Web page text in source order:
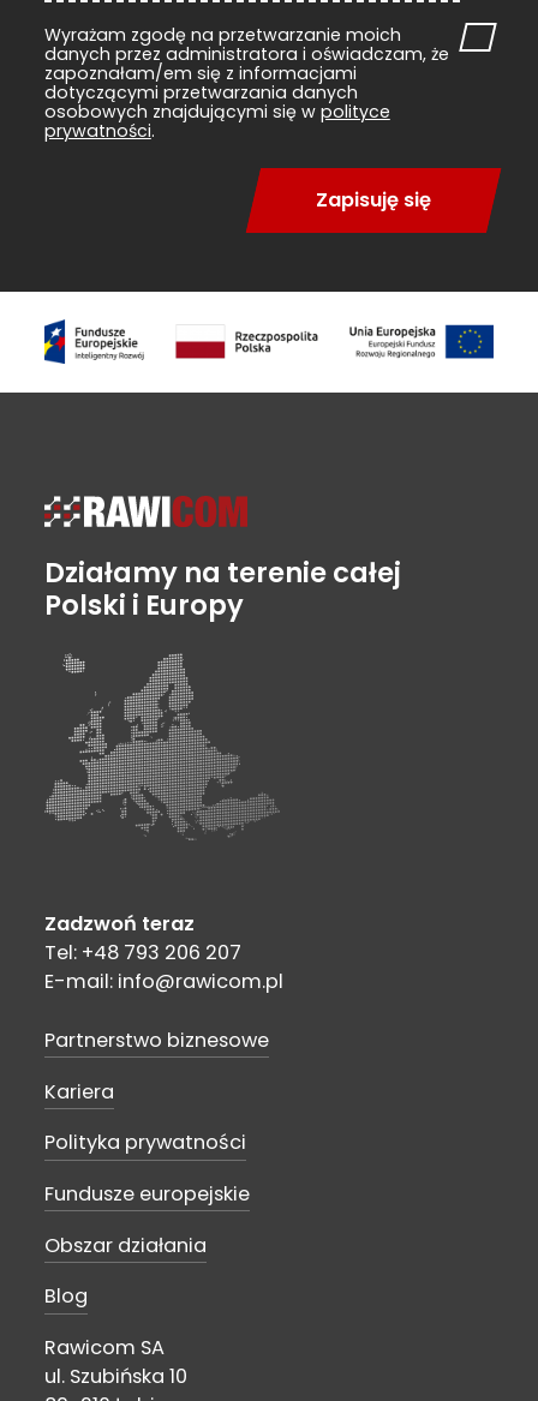
Działamy na terenie całej
Polski i Europy
Zadzwoń teraz
Tel: +48 793 206 207
E-mail: info@rawicom.pl
Partnerstwo biznesowe
Kariera
Polityka prywatności
Fundusze europejskie
Obszar działania
Blog
Rawicom SA
ul. Szubińska 10
Wyrażam zgodę na przetwarzanie moich
danych przez administratora i oświadczam, że
zapoznałam/em się z informacjami
dotyczącymi przetwarzania danych
osobowych znajdującymi się w polityce
prywatności.
Zapisuję się